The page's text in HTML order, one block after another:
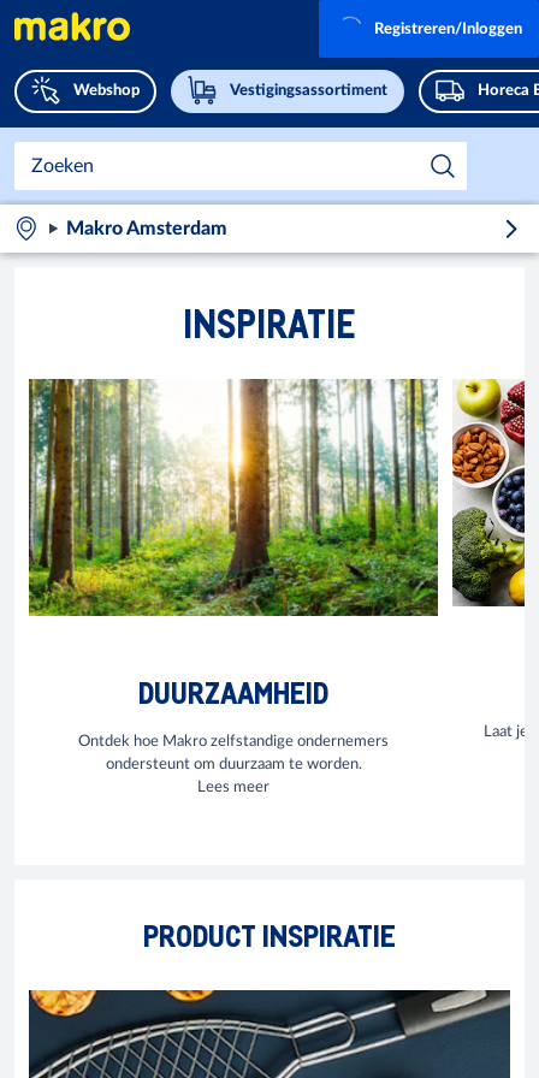
Webshop Vestigingsassortiment Horeca
Registreren/Inloggen
Makro Amsterdam
INSPIRATIE
DUURZAAMHEID
Ontdek hoe Makro zelfstandige ondernemers
ondersteunt om duurzaam te worden.
Lees meer
Laat je
PRODUCT INSPIRATIE